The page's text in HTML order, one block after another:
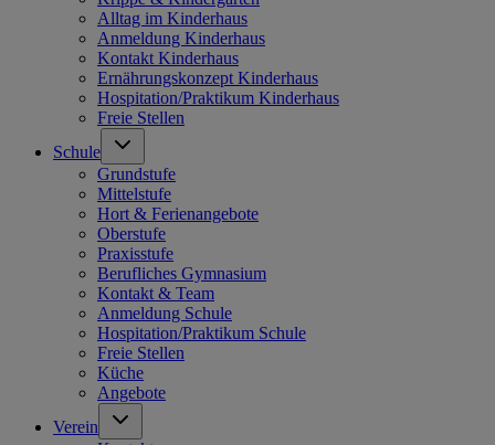
Alltag im Kinderhaus
Anmeldung Kinderhaus
Kontakt Kinderhaus
Ernährungskonzept Kinderhaus
Hospitation/Praktikum Kinderhaus
Freie Stellen
Schule
Grundstufe
Mittelstufe
Hort & Ferienangebote
Oberstufe
Praxisstufe
Berufliches Gymnasium
Kontakt & Team
Anmeldung Schule
Hospitation/Praktikum Schule
Freie Stellen
Küche
Angebote
Verein